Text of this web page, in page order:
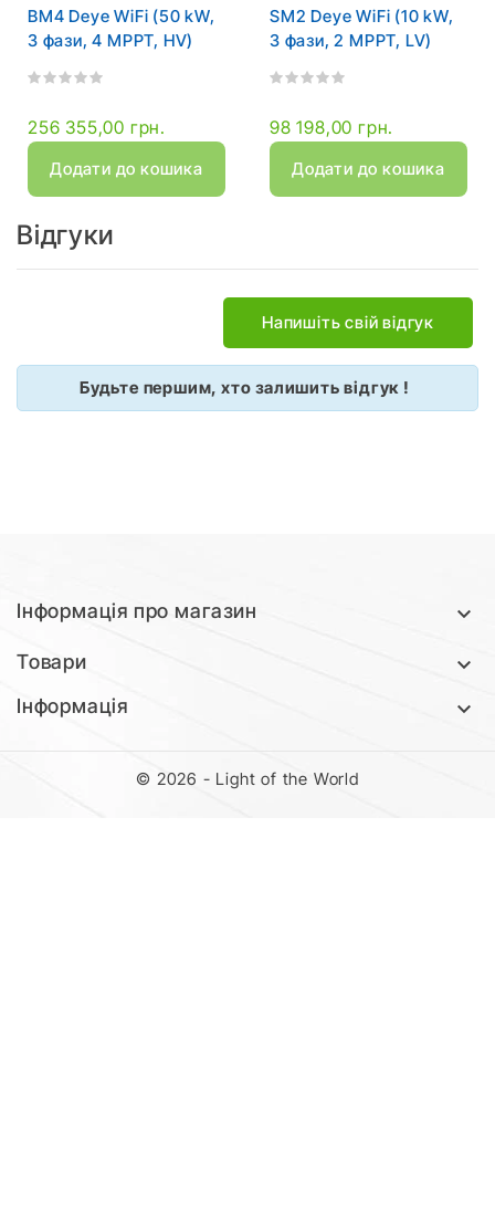
BM4 Deye WiFi (50 kW,
3 фази, 4 MPPT, HV)
256 355,00 грн.
Додати до кошика
SM2 Deye WiFi (10 kW,
3 фази, 2 MPPT, LV)
98 198,00 грн.
Додати до кошика
Відгуки
Напишіть свій відгук
Будьте першим, хто залишить відгук !
Інформація про магазин 
Товари 
Інформація 
© 2026 - Light of the World